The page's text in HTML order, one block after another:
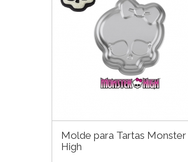
Molde para Tartas Monster
High